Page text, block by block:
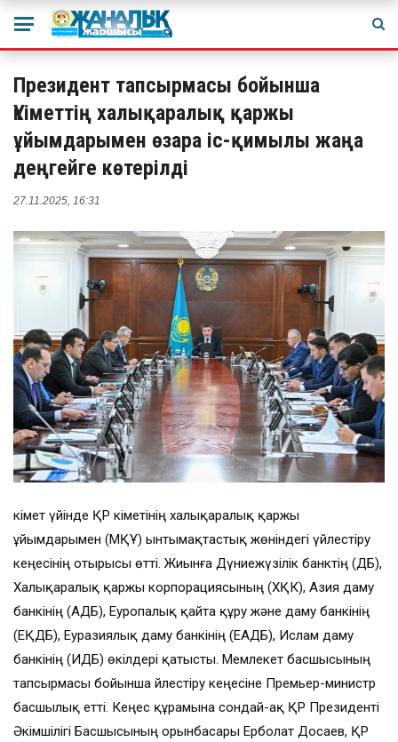
Президент тапсырмасы бойынша
Үкіметтің халықаралық қаржы
ұйымдарымен өзара іс-қимылы жаңа
деңгейге көтерілді
27.11.2025, 16:31
Үкімет үйінде ҚР Үкіметінің халықаралық қаржы
ұйымдарымен (МҚҰ) ынтымақтастық жөніндегі үйлестіру
кеңесінің отырысы өтті. Жиынға Дүниежүзілік банктің (ДБ),
Халықаралық қаржы корпорациясының (ХҚК), Азия даму
банкінің (АДБ), Еуропалық қайта құру және даму банкінің
(ЕҚДБ), Еуразиялық даму банкінің (ЕАДБ), Ислам даму
банкінің (ИДБ) өкілдері қатысты. Мемлекет басшысының
тапсырмасы бойынша Үйлестіру кеңесіне Премьер-министр
басшылық етті. Кеңес құрамына сондай-ақ ҚР Президенті
Әкімшілігі Басшысының орынбасары Ерболат Досаев, ҚР